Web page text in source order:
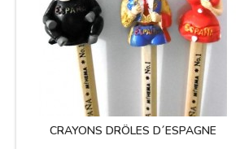
CRAYONS DRÔLES D´ESPAGNE